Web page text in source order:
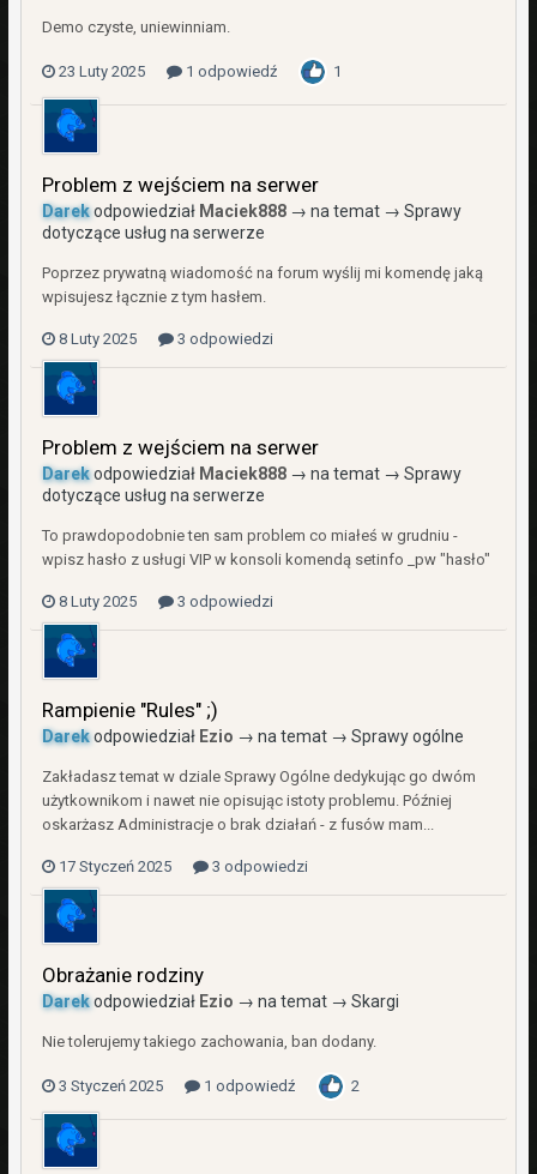
Demo czyste, uniewinniam.
23 Luty 2025 1 odpowiedź 1
Problem z wejściem na serwer
Darekodpowiedział Maciek888→ na temat → Sprawy
dotyczące usług na serwerze
Poprzez prywatną wiadomość na forum wyślij mi komendę jaką
wpisujesz łącznie z tym hasłem.
8 Luty 2025 3 odpowiedzi
Problem z wejściem na serwer
Darekodpowiedział Maciek888→ na temat → Sprawy
dotyczące usług na serwerze
To prawdopodobnie ten sam problem co miałeś w grudniu -
wpisz hasło z usługi VIP w konsoli komendą setinfo _pw "hasło"
8 Luty 2025 3 odpowiedzi
Rampienie "Rules" ;)
Darekodpowiedział Ezio → na temat → Sprawy ogólne
Zakładasz temat w dziale Sprawy Ogólne dedykując go dwóm
użytkownikom i nawet nie opisując istoty problemu. Później
oskarżasz Administracje o brak działań - z fusów mam...
17 Styczeń 2025 3 odpowiedzi
Obrażanie rodziny
Darekodpowiedział Ezio → na temat → Skargi
Nie tolerujemy takiego zachowania, ban dodany.
3 Styczeń 2025 1 odpowiedź 2